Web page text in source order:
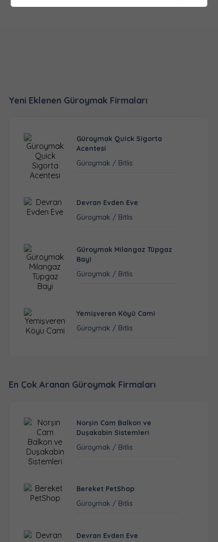
Yeni Eklenen Güroymak Firmaları
Güroymak Quick Sigorta
Acentesi
Güroymak / Bitlis
Devran Evden Eve
Güroymak / Bitlis
Güroymak Milangaz Tüpgaz
Bayi
Güroymak / Bitlis
Yemişveren Köyü Cami
Güroymak / Bitlis
En Çok Aranan Güroymak Firmaları
Norşin Cam Balkon ve
Duşakabin Sistemleri
Güroymak / Bitlis
Bereket PetShop
Güroymak / Bitlis
Devran Evden Eve